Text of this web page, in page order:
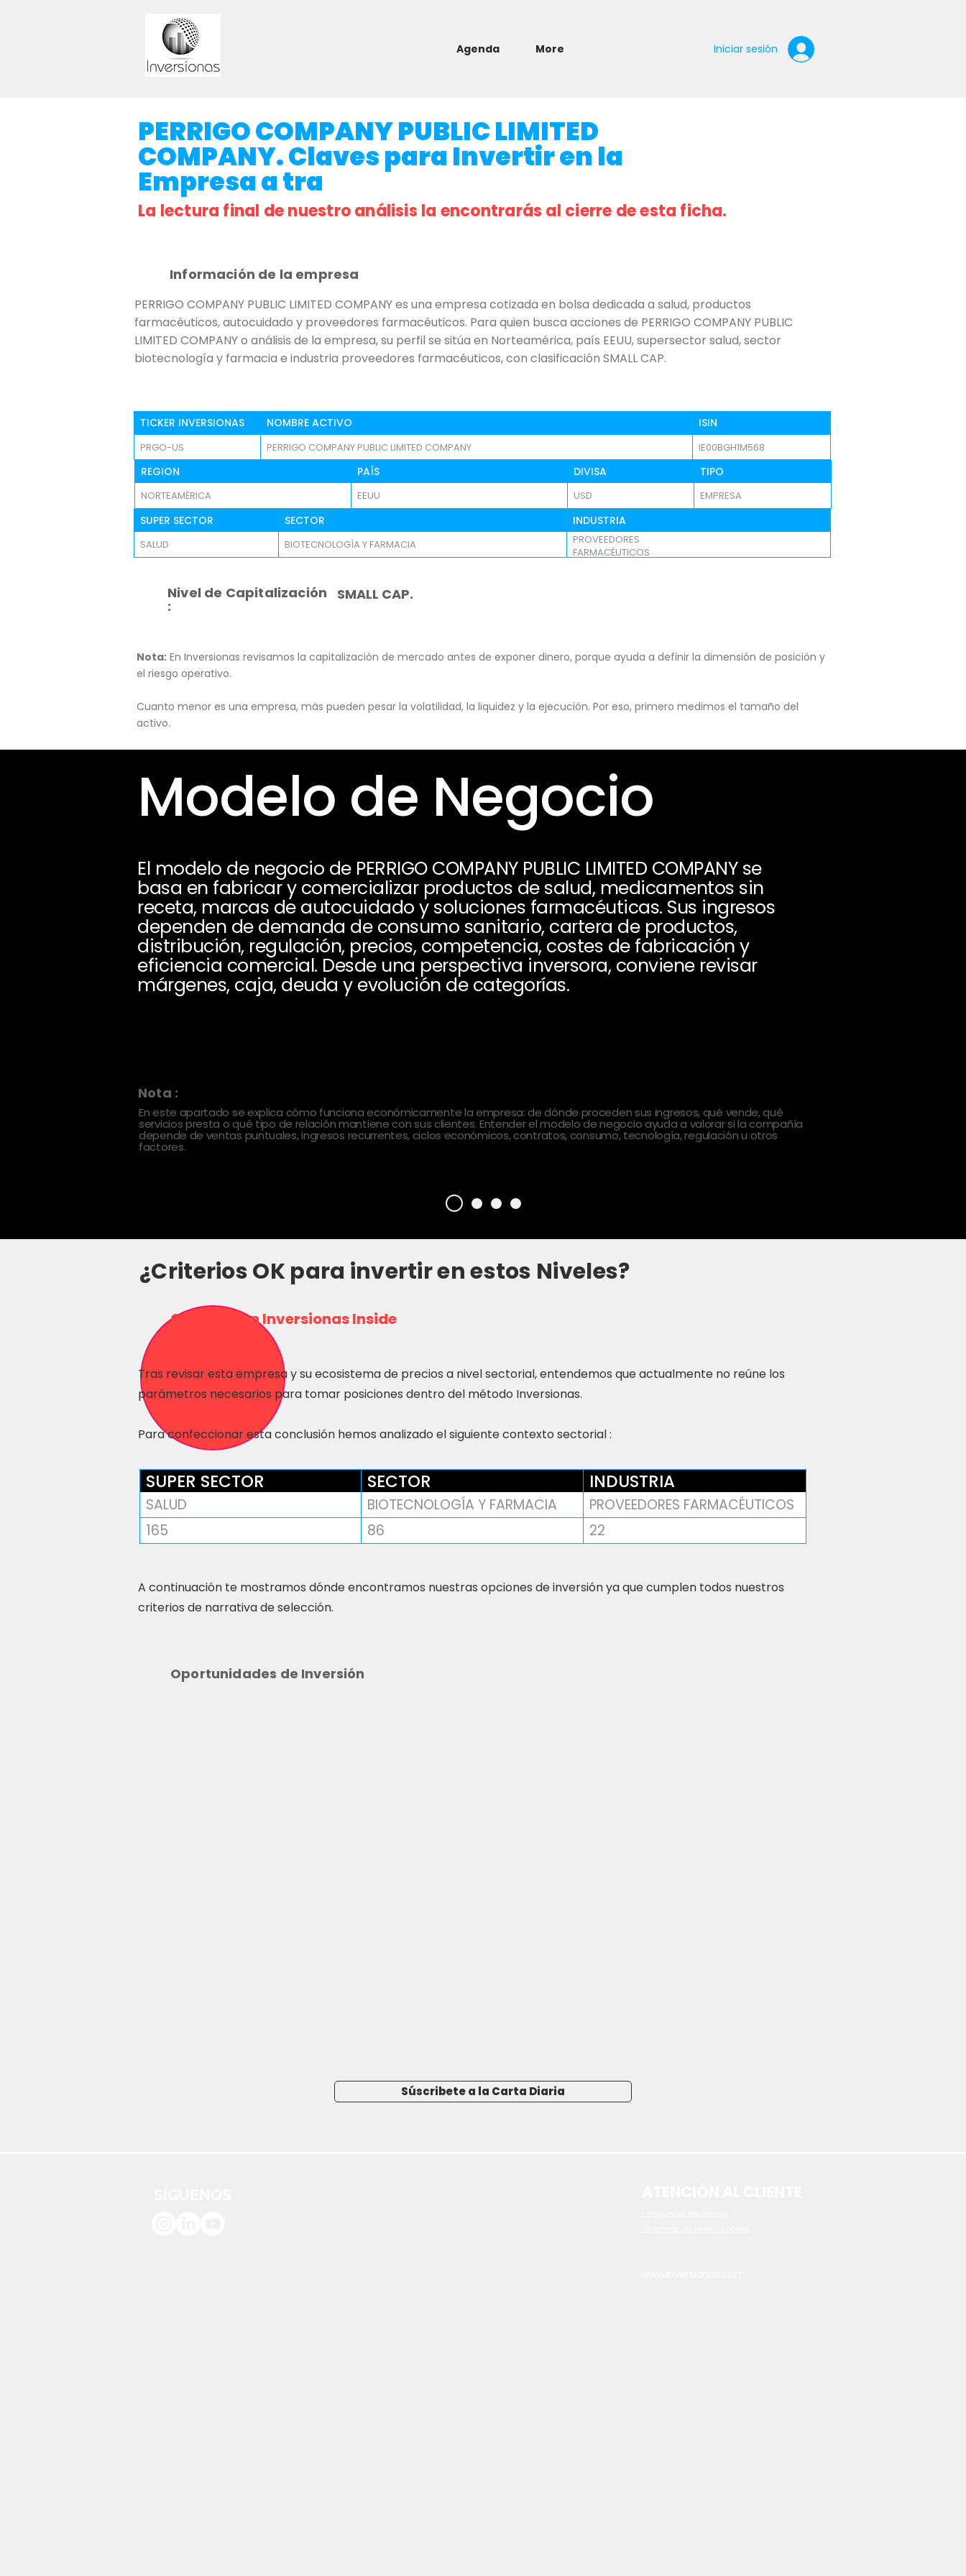
Agenda More Iniciar sesión
PERRIGO COMPANY PUBLIC LIMITED
COMPANY. Claves para Invertir en la
Empresa a tra
La lectura final de nuestro análisis la encontrarás al cierre de esta ficha.
Información de la empresa
PERRIGO COMPANY PUBLIC LIMITED COMPANY es una empresa cotizada en bolsa dedicada a salud, productos
farmacéuticos, autocuidado y proveedores farmacéuticos. Para quien busca acciones de PERRIGO COMPANY PUBLIC
LIMITED COMPANY o análisis de la empresa, su perfil se sitúa en Norteamérica, país EEUU, supersector salud, sector
biotecnología y farmacia e industria proveedores farmacéuticos, con clasificación SMALL CAP.
TICKER INVERSIONAS NOMBRE ACTIVO ISIN
PRGO-US PERRIGO COMPANY PUBLIC LIMITED COMPANY IE00BGH1M568
REGION PAÍS DIVISA TIPO
NORTEAMÉRICA EEUU USD EMPRESA
SUPER SECTOR SECTOR INDUSTRIA
SALUD BIOTECNOLOGÍA Y FARMACIA
PROVEEDORES
FARMACÉUTICOS
Nivel de Capitalización
:
SMALL CAP.
Nota: En Inversionas revisamos la capitalización de mercado antes de exponer dinero, porque ayuda a definir la dimensión de posición y
el riesgo operativo.
Cuanto menor es una empresa, más pueden pesar la volatilidad, la liquidez y la ejecución. Por eso, primero medimos el tamaño del
activo.
Modelo de Negocio
El modelo de negocio de PERRIGO COMPANY PUBLIC LIMITED COMPANY se
basa en fabricar y comercializar productos de salud, medicamentos sin
receta, marcas de autocuidado y soluciones farmacéuticas. Sus ingresos
dependen de demanda de consumo sanitario, cartera de productos,
distribución, regulación, precios, competencia, costes de fabricación y
eficiencia comercial. Desde una perspectiva inversora, conviene revisar
márgenes, caja, deuda y evolución de categorías.
Nota :
En este apartado se explica cómo funciona económicamente la empresa: de dónde proceden sus ingresos, qué vende, qué
servicios presta o qué tipo de relación mantiene con sus clientes. Entender el modelo de negocio ayuda a valorar si la compañía
depende de ventas puntuales, ingresos recurrentes, ciclos económicos, contratos, consumo, tecnología, regulación u otros
factores.
¿Criterios OK para invertir en estos Niveles?
Consulta en Inversionas Inside
Tras revisar esta empresa y su ecosistema de precios a nivel sectorial, entendemos que actualmente no reúne los
parámetros necesarios para tomar posiciones dentro del método Inversionas.
Para confeccionar esta conclusión hemos analizado el siguiente contexto sectorial :
SUPER SECTOR SECTOR INDUSTRIA
SALUD BIOTECNOLOGÍA Y FARMACIA
PROVEEDORES FARMACÉUTICOS
165
86 22
A continuación te mostramos dónde encontramos nuestras opciones de inversión ya que cumplen todos nuestros
criterios de narrativa de selección.
Oportunidades de Inversión
Súscribete a la Carta Diaria